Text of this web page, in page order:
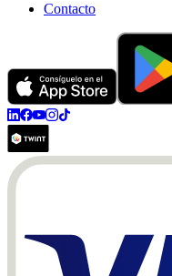
Contacto